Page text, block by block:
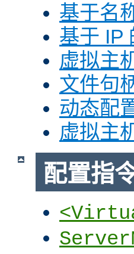
基于名
基于 IP
虚拟主
文件句
动态配
虚拟主
配置指